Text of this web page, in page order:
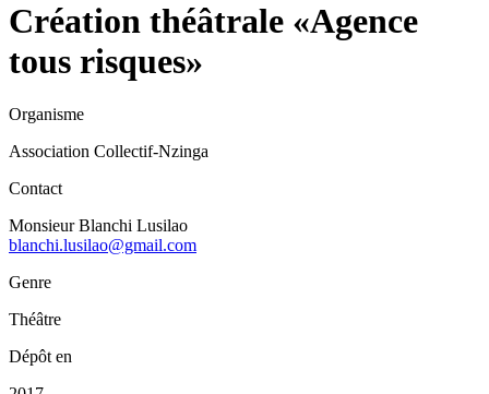
Création théâtrale «Agence
tous risques»
Organisme
Association Collectif-Nzinga
Contact
Monsieur Blanchi Lusilao
blanchi.lusilao@gmail.com
Genre
Théâtre
Dépôt en